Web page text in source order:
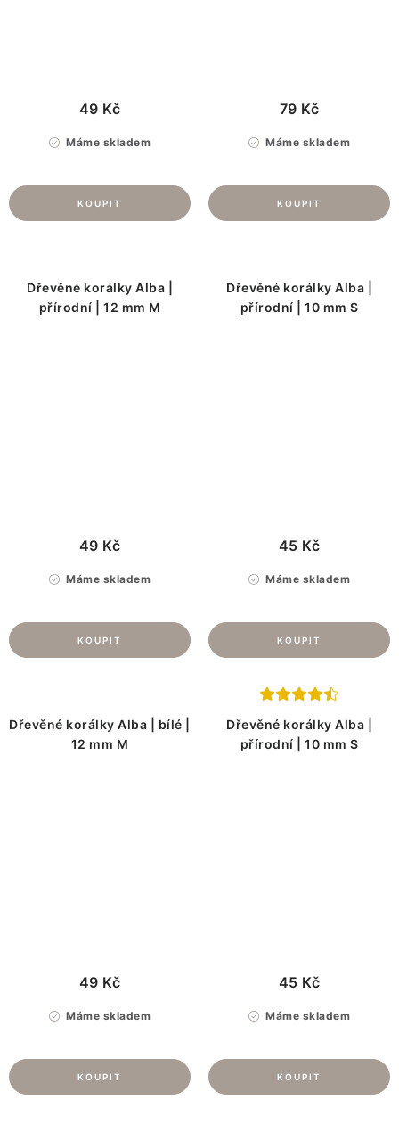
Máme skladem
49 Kč
Máme skladem
79 Kč
Dřevěné korálky Alba |
přírodní | 12 mm M
Máme skladem
49 Kč
Dřevěné korálky Alba |
přírodní | 10 mm S
Máme skladem
45 Kč
Dřevěné korálky Alba | bílé |
12 mm M
Máme skladem
49 Kč
Dřevěné korálky Alba |
přírodní | 10 mm S
Máme skladem
45 Kč